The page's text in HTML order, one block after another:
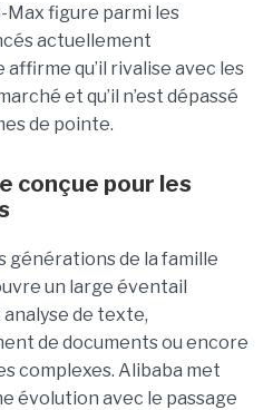
Max figure parmi les
actuellement
qu’il rivalise avec les
et qu’il n’est dépassé
de pointe.
conçue pour les
générations de la famille
un large éventail
analyse de texte,
de documents ou encore
complexes. Alibaba met
évolution avec le passage